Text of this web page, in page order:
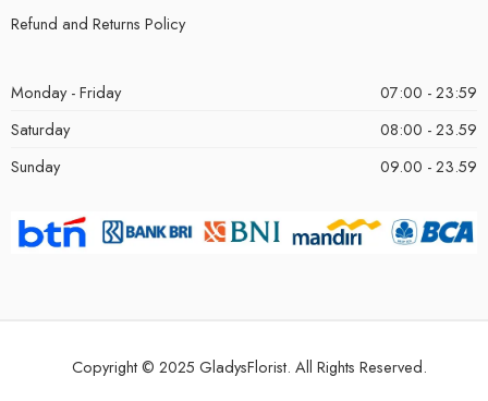
Refund and Returns Policy
Monday - Friday
07:00 - 23:59
Saturday
08:00 - 23.59
Sunday
09.00 - 23.59
Copyright © 2025 GladysFlorist. All Rights Reserved.